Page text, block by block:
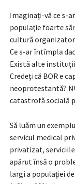
Imaginaţi-vă ce s-
populaţie foarte
cultură
Ce s-ar întîmpla
Există alte
Credeţi că BOR e
neoprotestantă?
catastrofă socială
Să luăm un
servicul medical
privatizat,
apărut însă o
largi a populaţiei